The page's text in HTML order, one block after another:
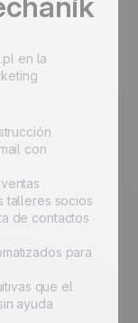
en la
con
talleres socios
de contactos
para
que el
ayuda